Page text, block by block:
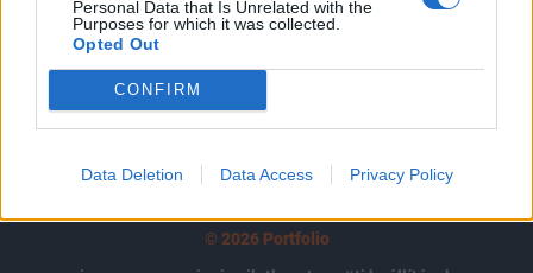
Personal Data that Is Unrelated with the
Purposes for which it was collected.
Opted Out
CONFIRM
Data Deletion Data Access Privacy Policy
MÁR ELŐFIZETŐNK VAGY?
© 2026 Portfolio